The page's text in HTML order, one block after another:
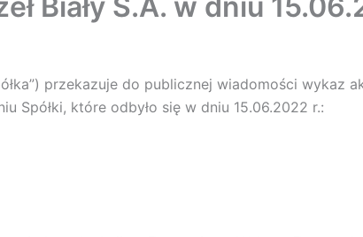
przekazuje do publicznej wiadomości
Spółki, które odbyło się w dniu 15.06.2022 r.: